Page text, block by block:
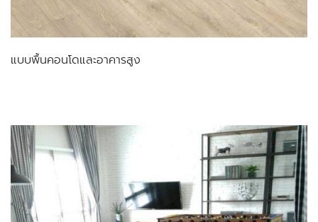
แบบพื้นคอนโดและอาคารสูง